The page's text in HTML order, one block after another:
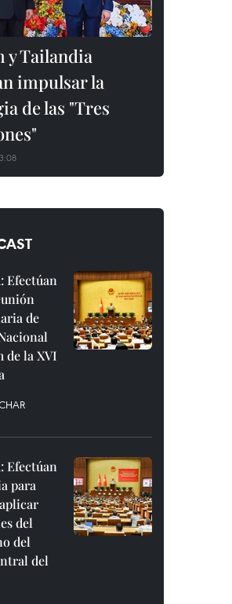
y Tailandia
impulsar la
de las "Tres
Efectúan
de
de la XVI
Efectúan
para
del
del
del